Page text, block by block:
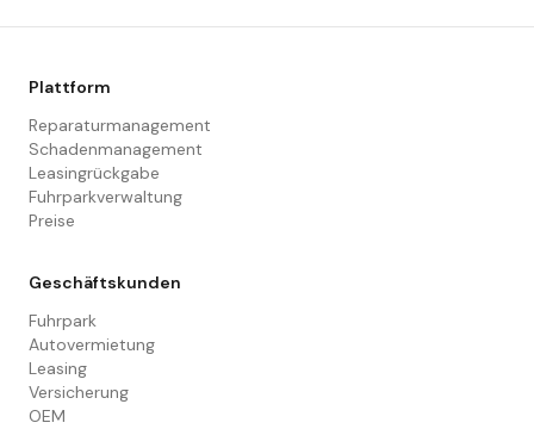
Plattform
Reparaturmanagement
Schadenmanagement
Leasingrückgabe
Fuhrparkverwaltung
Preise
Geschäftskunden
Fuhrpark
Autovermietung
Leasing
Versicherung
OEM